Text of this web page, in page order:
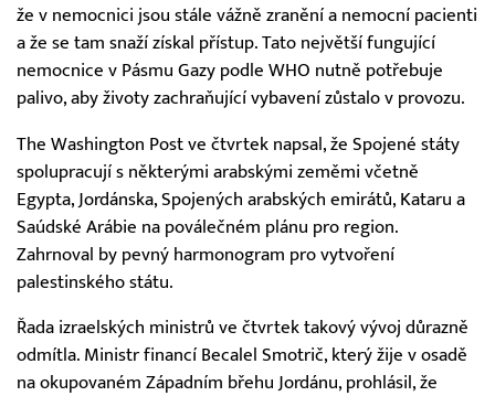
že v nemocnici jsou stále vážně zranění a nemocní pacienti
a že se tam snaží získal přístup. Tato největší fungující
nemocnice v Pásmu Gazy podle WHO nutně potřebuje
palivo, aby životy zachraňující vybavení zůstalo v provozu.
The Washington Post ve čtvrtek napsal, že Spojené státy
spolupracují s některými arabskými zeměmi včetně
Egypta, Jordánska, Spojených arabských emirátů, Kataru a
Saúdské Arábie na poválečném plánu pro region.
Zahrnoval by pevný harmonogram pro vytvoření
palestinského státu.
Řada izraelských ministrů ve čtvrtek takový vývoj důrazně
odmítla. Ministr financí Becalel Smotrič, který žije v osadě
na okupovaném Západním břehu Jordánu, prohlásil, že